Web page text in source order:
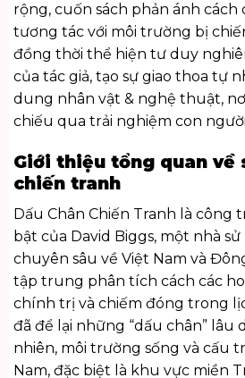
rộng, cuốn sách phản ánh cách
tương tác với môi trường bị
đồng thời thể hiện tư duy
của tác giả, tạo sự giao thoa tự
dung nhân vật & nghệ thuật,
chiếu qua trải nghiệm con
Giới thiệu tổng quan về
chiến tranh
Dấu Chân Chiến Tranh là công
bật của David Biggs, một nhà
chuyên sâu về Việt Nam và
tập trung phân tích cách các
chính trị và chiếm đóng trong
đã để lại những “dấu chân” lâu
nhiên, môi trường sống và cấu
Nam, đặc biệt là khu vực miền